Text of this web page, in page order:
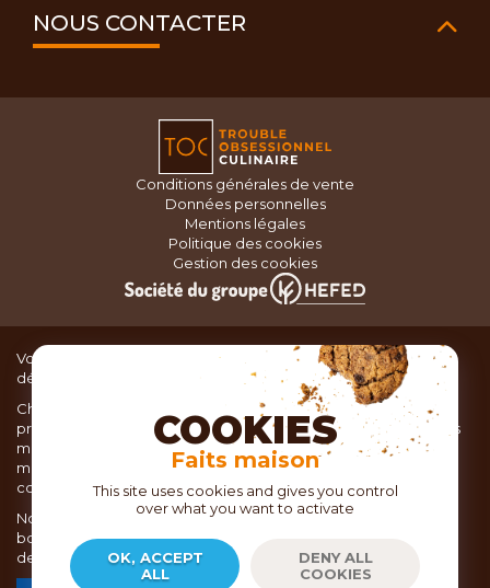
NOUS CONTACTER
Conditions générales de vente
Données personnelles
Mentions légales
Politique des cookies
Gestion des cookies
Vous recherchez du matériel de cuisine pour concocter de
délicieux plats ou des pâtisseries dignes d’un grand chef ?
Chez TOC, boutique d’ustensiles de cuisine, nous vous
proposons une large sélection de produits issus des meilleures
marques de matériel de cuisine: Ustensiles de pâtisserie,
matériel de cuisson, service de table, ustensiles de cuisine,
coutellerie, set picnic.
Nous vous réservons un accueil chaleureux au sein de nos 21
boutiques, mais vous trouverez également tout votre matériel
de cuisine en ligne sur notre site internet toc.fr
COOKIES
Faits maison
This site uses cookies and gives you control
over what you want to activate
OK, ACCEPT
ALL
DENY ALL
COOKIES